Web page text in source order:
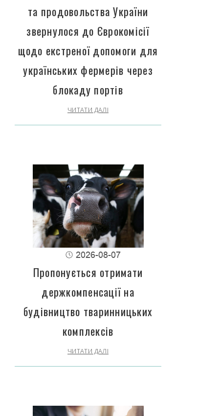
та продовольства України
звернулося до Єврокомісії
щодо екстреної допомоги для
українських фермерів через
блокаду портів
ЧИТАТИ ДАЛІ
2026-08-07
Пропонується отримати
держкомпенсації на
будівництво тваринницьких
комплексів
ЧИТАТИ ДАЛІ